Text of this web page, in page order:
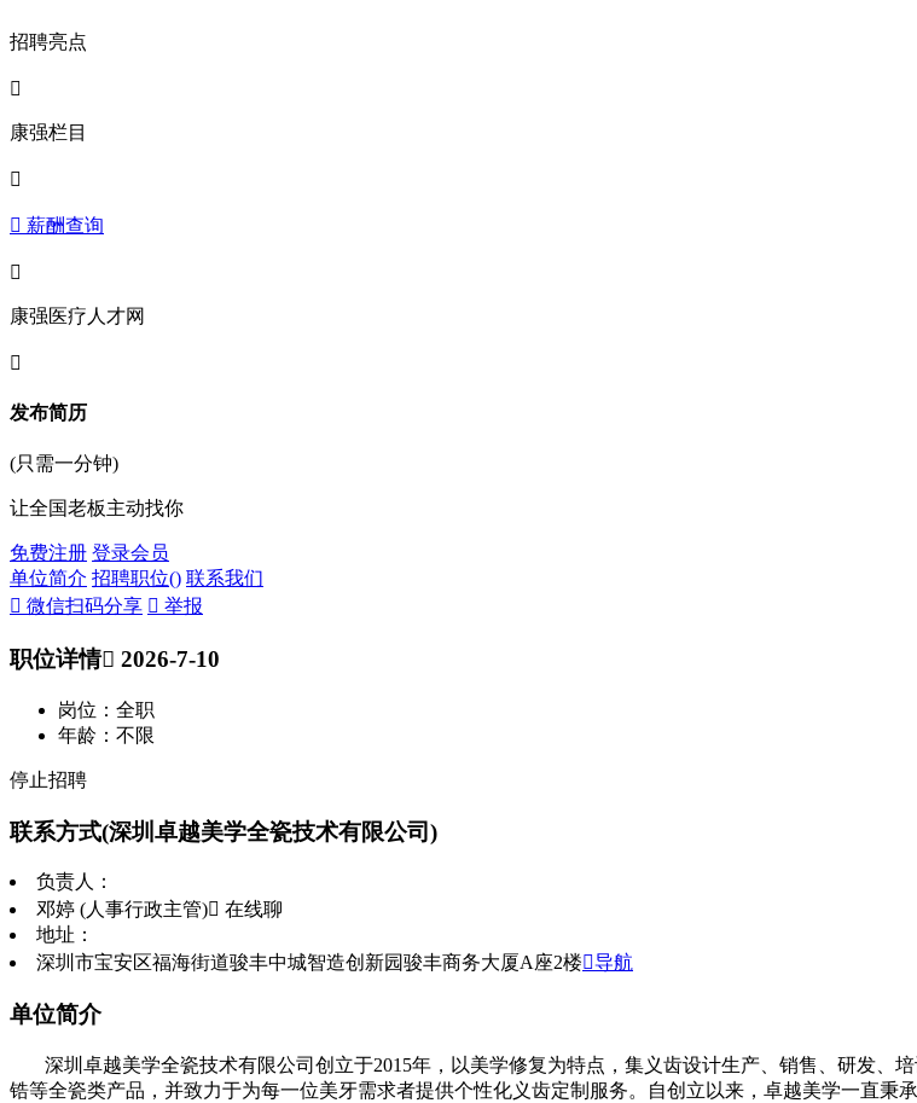
招聘亮点

康强栏目

 薪酬查询

康强医疗人才网

发布简历
(只需一分钟)
让全国老板主动找你
免费注册 登录会员
单位简介 招聘职位() 联系我们
 微信扫码分享  举报
职位详情 2026-7-10
岗位：全职
年龄：不限
停止招聘
联系方式(深圳卓越美学全瓷技术有限公司)
负责人：
邓婷 (人事行政主管) 在线聊
地址：
深圳市宝安区福海街道骏丰中城智造创新园骏丰商务大厦A座2楼导航
单位简介
深圳卓越美学全瓷技术有限公司创立于2015年，以美学修复为特点，集义齿设计生产、销售、研发
锆等全瓷类产品，并致力于为每一位美牙需求者提供个性化义齿定制服务。自创立以来，卓越美学一直